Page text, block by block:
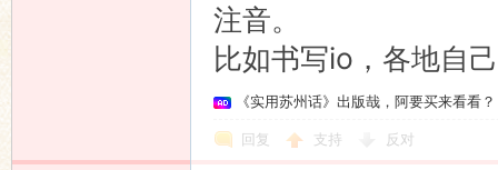
注音。
比如书写io，各地自
《实用苏州话》出版哉，阿要买来看看？
回复 支持 反对